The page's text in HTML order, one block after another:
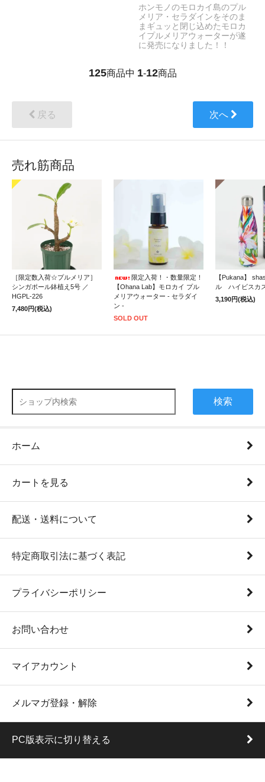
ホンモノのモロカイ島のプル
メリア・セラダインをそのま
まギュッと閉じ込めたモロカ
イプルメリアウォーターが遂
に発売になりました！！
125商品中 1-12商品
戻る 次へ
売れ筋商品
［限定数入荷☆プルメリア］
シンガポール鉢植え5号 ／
HGPL-226
7,480円(税込)
限定入荷！・数量限定！
【Ohana Lab】モロカイ プル
メリアウォーター - セラダイ
ン -
SOLD OUT
【Pukana】
ル ハイビスカ
3,190円(税込)
検索
ホーム
カートを見る
配送・送料について
特定商取引法に基づく表記
プライバシーポリシー
お問い合わせ
マイアカウント
メルマガ登録・解除
PC版表示に切り替える